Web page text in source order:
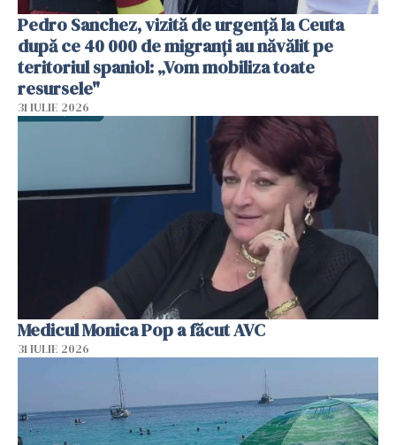
Pedro Sanchez, vizită de urgență la Ceuta
după ce 40 000 de migranți au năvălit pe
teritoriul spaniol: „Vom mobiliza toate
resursele"
31 IULIE 2026
Medicul Monica Pop a făcut AVC
31 IULIE 2026